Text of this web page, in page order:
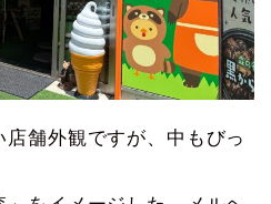
舗外観ですが、中もびっ